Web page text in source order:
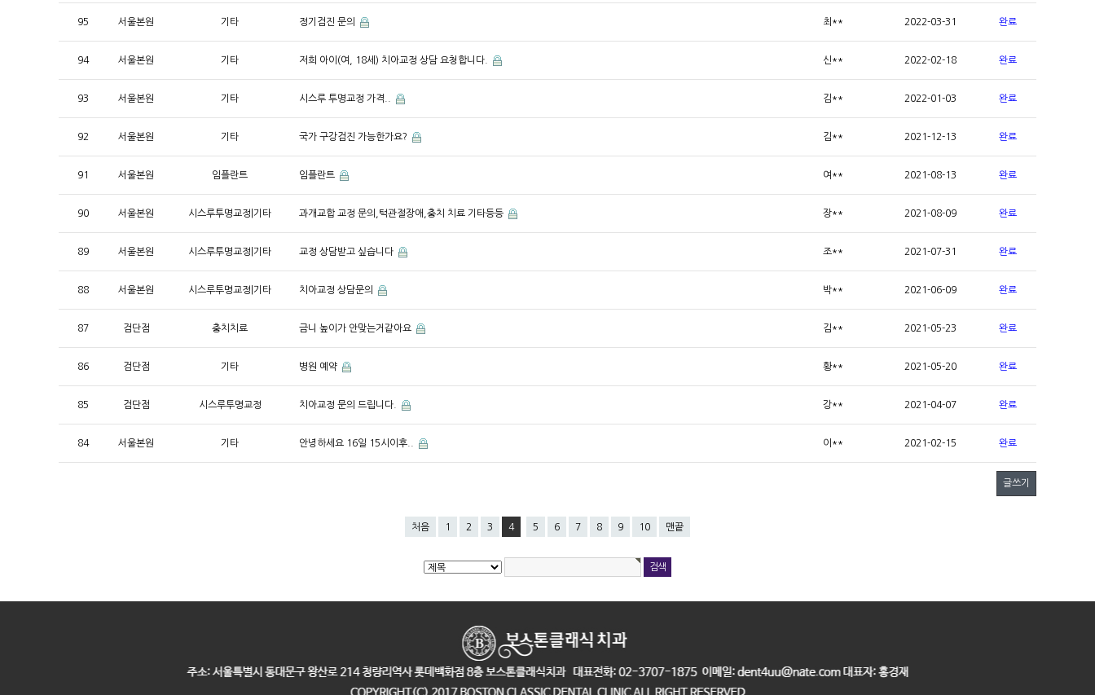
95 서울본원 기타 정기검진 문의 최** 2022-03-31 완료
94 서울본원 기타 저희 아이(여, 18세) 치아교정 상담 요청합니다. 신** 2022-02-18 완료
93 서울본원 기타 시스루 투명교정 가격.. 김** 2022-01-03 완료
92 서울본원 기타 국가 구강검진 가능한가요? 김** 2021-12-13 완료
91 서울본원 임플란트 임플란트 여** 2021-08-13 완료
90 서울본원 시스루투명교정|기타 과개교합 교정 문의,턱관절장애,충치 치료 기타등등 장** 2021-08-09 완료
89 서울본원 시스루투명교정|기타 교정 상담받고 싶습니다 조** 2021-07-31 완료
88 서울본원 시스루투명교정|기타 치아교정 상담문의 박** 2021-06-09 완료
87 검단점 충치치료 금니 높이가 안맞는거같아요 김** 2021-05-23 완료
86 검단점 기타 병원 예약 황** 2021-05-20 완료
85 검단점 시스루투명교정 치아교정 문의 드립니다. 강** 2021-04-07 완료
84 서울본원 기타 안녕하세요 16일 15시이후.. 이** 2021-02-15 완료
글쓰기
처음 1 2 3 4 5 6 7 8 9 10 맨끝